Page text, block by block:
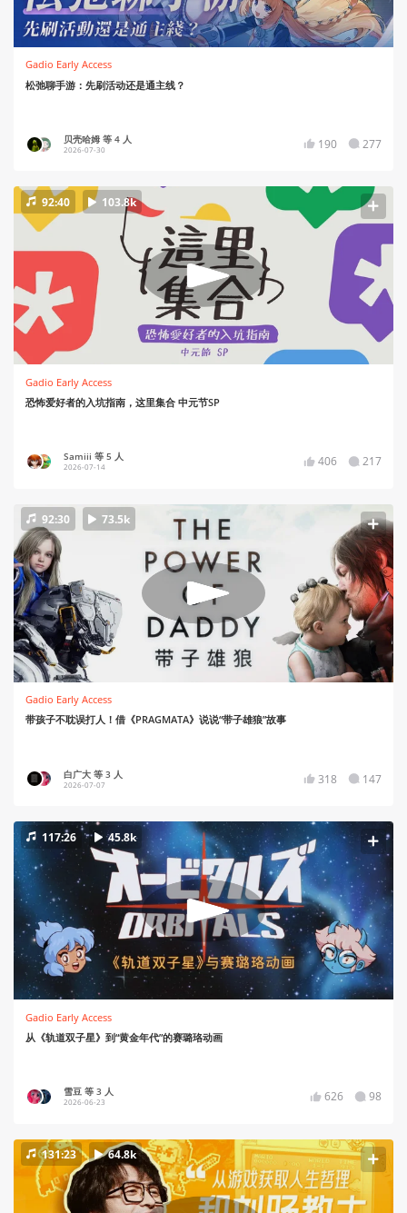
Gadio Early Access
松弛聊手游：先刷活动还是通主线？
贝壳哈姆 等 4 人
2026-07-30 190 277
92:40 103.8k
Gadio Early Access
恐怖爱好者的入坑指南，这里集合 中元节SP
Samiii 等 5 人
2026-07-14 406 217
92:30 73.5k
Gadio Early Access
带孩子不耽误打人！借《PRAGMATA》说说“带子雄狼”故事
白广大 等 3 人
2026-07-07 318 147
117:26 45.8k
Gadio Early Access
从《轨道双子星》到“黄金年代”的赛璐珞动画
雪豆 等 3 人
2026-06-23 626 98
131:23 64.8k